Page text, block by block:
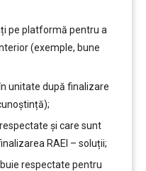
pe platformă pentru a
(exemple, bune
unitate după finalizare
şi care sunt
RAEI – soluții;
respectate pentru